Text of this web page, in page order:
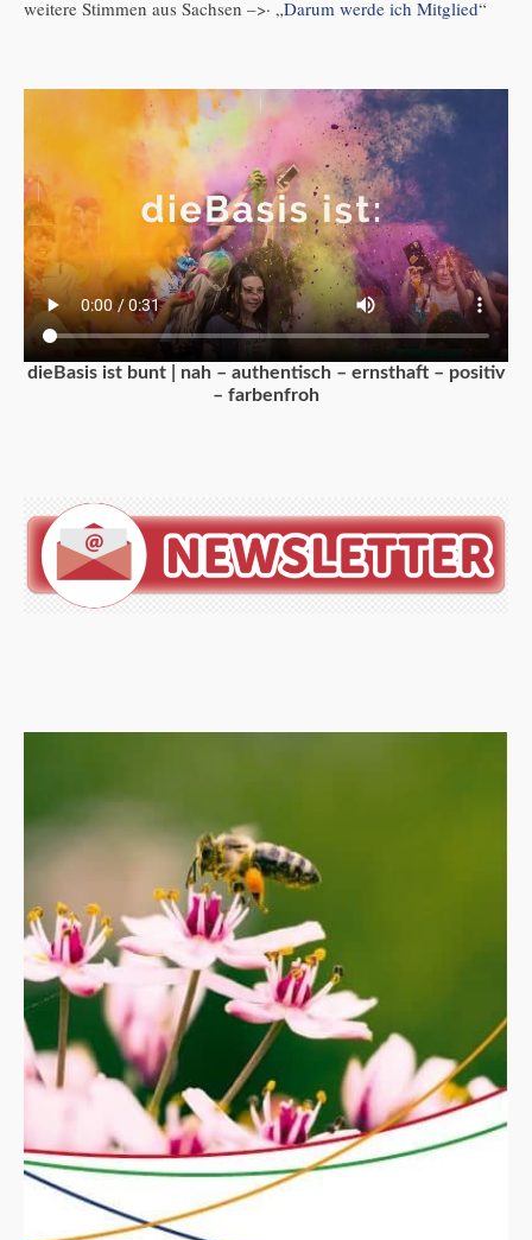
weitere Stimmen aus Sachsen –>· „Darum werde ich Mitglied“
dieBasis ist bunt | nah – authentisch – ernsthaft – positiv
– farbenfroh